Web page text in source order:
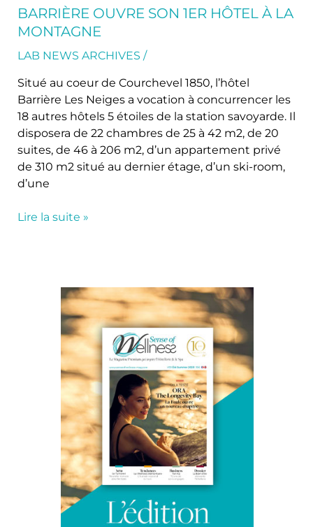
BARRIÈRE OUVRE SON 1ER HÔTEL À LA
MONTAGNE
LAB NEWS ARCHIVES /
Situé au coeur de Courchevel 1850, l’hôtel
Barrière Les Neiges a vocation à concurrencer les
18 autres hôtels 5 étoiles de la station savoyarde. Il
disposera de 22 chambres de 25 à 42 m2, de 20
suites, de 46 à 206 m2, d’un appartement privé
de 310 m2 situé au dernier étage, d’un ski-room,
d’une
à
la
montagne
Lire la suite »